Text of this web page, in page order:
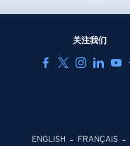
关注我们
ENGLISH FRANÇAIS